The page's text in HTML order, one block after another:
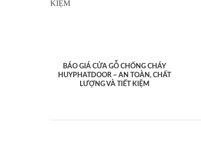
BÁO GIÁ CỬA GỖ CHỐNG CHÁY
HUYPHATDOOR – AN TOÀN, CHẤT
LƯỢNG VÀ TIẾT KIỆM